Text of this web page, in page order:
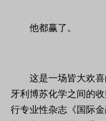
他都赢了。
这是一场皆大欢喜
牙利博苏化学之间的
行专业性杂志《国际